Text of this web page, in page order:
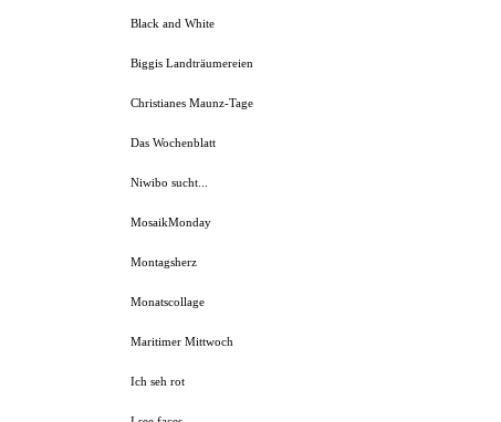
Black and White
Biggis Landträumereien
Christianes Maunz-Tage
Das Wochenblatt
Niwibo sucht...
MosaikMonday
Montagsherz
Monatscollage
Maritimer Mittwoch
Ich seh rot